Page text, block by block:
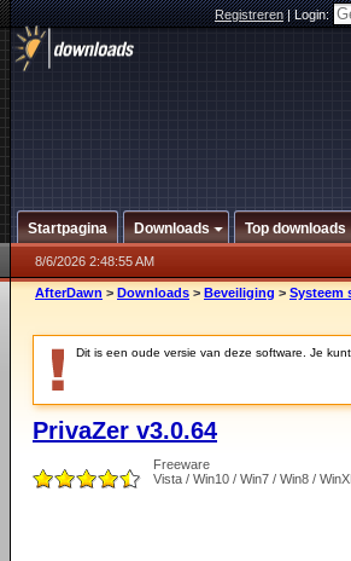
Registreren|Login:
Startpagina Downloads Top downloads
8/6/2026 2:48:55 AM
AfterDawn > Downloads > Beveiliging > Systeem
Dit is een oude versie van deze software. Je
PrivaZer v3.0.64
Freeware
Vista / Win10 / Win7 / Win8 /